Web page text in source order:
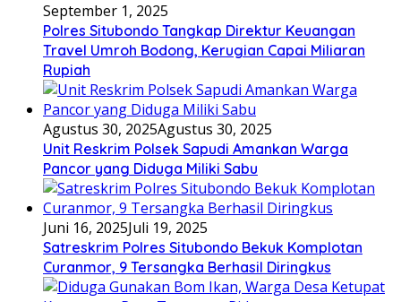
September 1, 2025
Polres Situbondo Tangkap Direktur Keuangan
Travel Umroh Bodong, Kerugian Capai Miliaran
Rupiah
Agustus 30, 2025Agustus 30, 2025
Unit Reskrim Polsek Sapudi Amankan Warga
Pancor yang Diduga Miliki Sabu
Juni 16, 2025Juli 19, 2025
Satreskrim Polres Situbondo Bekuk Komplotan
Curanmor, 9 Tersangka Berhasil Diringkus